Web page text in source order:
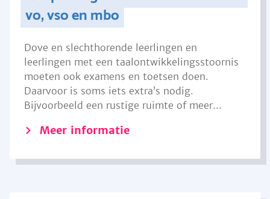
vo, vso en mbo
Dove en slechthorende leerlingen en
leerlingen met een taalontwikkelingsstoornis
moeten ook examens en toetsen doen.
Daarvoor is soms iets extra’s nodig.
Bijvoorbeeld een rustige ruimte of meer...
Meer informatie